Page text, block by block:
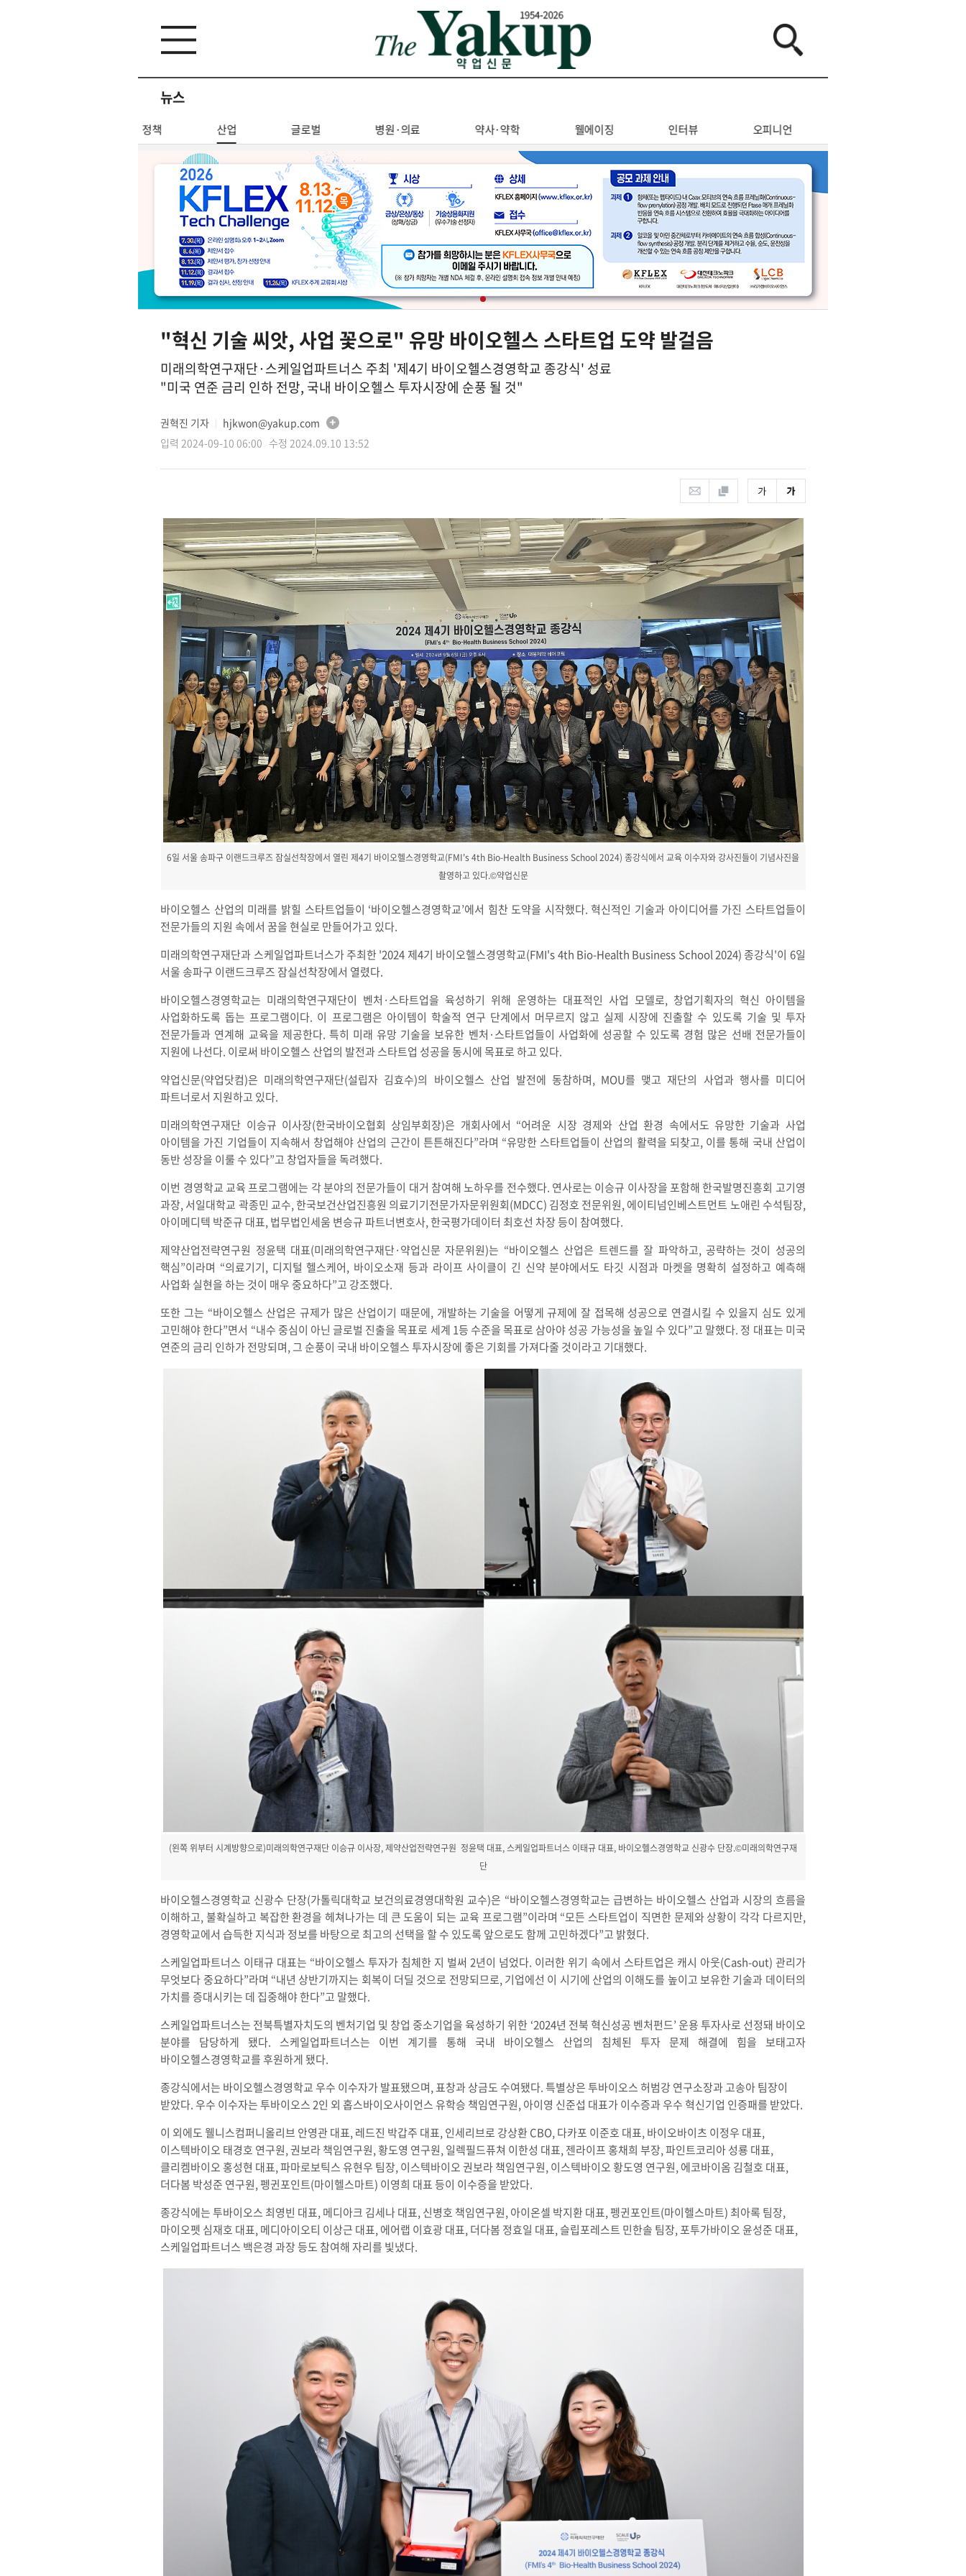
뉴스
정책 산업 글로벌 병원·의료 약사·약학 웰에이징 인터뷰 오피니언
"혁신 기술 씨앗, 사업 꽃으로" 유망 바이오헬스 스타트업 도약 발걸음
미래의학연구재단·스케일업파트너스 주최 '제4기 바이오헬스경영학교 종강식' 성료
"미국 연준 금리 인하 전망, 국내 바이오헬스 투자시장에 순풍 될 것"
권혁진 기자
hjkwon@yakup.com
입력 2024-09-10 06:00 수정 2024.09.10 13:52
6일 서울 송파구 이랜드크루즈 잠실선착장에서 열린 제4기 바이오헬스경영학교(FMI's 4th Bio-Health Business School 2024) 종강식에서 교육 이수자와 강사진들이 기념사진을
촬영하고 있다.©약업신문
바이오헬스 산업의 미래를 밝힐 스타트업들이 ‘바이오헬스경영학교’에서 힘찬 도약을 시작했다. 혁신적인 기술과 아이디어를 가진 스타트업들이
전문가들의 지원 속에서 꿈을 현실로 만들어가고 있다.
미래의학연구재단과 스케일업파트너스가 주최한 '2024 제4기 바이오헬스경영학교(FMI's 4th Bio-Health Business School 2024) 종강식'이 6일
서울 송파구 이랜드크루즈 잠실선착장에서 열렸다.
바이오헬스경영학교는 미래의학연구재단이 벤처·스타트업을 육성하기 위해 운영하는 대표적인 사업 모델로, 창업기획자의 혁신 아이템을
사업화하도록 돕는 프로그램이다. 이 프로그램은 아이템이 학술적 연구 단계에서 머무르지 않고 실제 시장에 진출할 수 있도록 기술 및 투자
전문가들과 연계해 교육을 제공한다. 특히 미래 유망 기술을 보유한 벤처·스타트업들이 사업화에 성공할 수 있도록 경험 많은 선배 전문가들이
지원에 나선다. 이로써 바이오헬스 산업의 발전과 스타트업 성공을 동시에 목표로 하고 있다.
약업신문(약업닷컴)은 미래의학연구재단(설립자 김효수)의 바이오헬스 산업 발전에 동참하며, MOU를 맺고 재단의 사업과 행사를 미디어
파트너로서 지원하고 있다.
미래의학연구재단 이승규 이사장(한국바이오협회 상임부회장)은 개회사에서 “어려운 시장 경제와 산업 환경 속에서도 유망한 기술과 사업
아이템을 가진 기업들이 지속해서 창업해야 산업의 근간이 튼튼해진다”라며 “유망한 스타트업들이 산업의 활력을 되찾고, 이를 통해 국내 산업이
동반 성장을 이룰 수 있다”고 창업자들을 독려했다.
이번 경영학교 교육 프로그램에는 각 분야의 전문가들이 대거 참여해 노하우를 전수했다. 연사로는 이승규 이사장을 포함해 한국발명진흥회 고기영
과장, 서일대학교 곽종민 교수, 한국보건산업진흥원 의료기기전문가자문위원회(MDCC) 김정호 전문위원, 에이티넘인베스트먼트 노애린 수석팀장,
아이메디텍 박준규 대표, 법무법인세움 변승규 파트너변호사, 한국평가데이터 최호선 차장 등이 참여했다.
제약산업전략연구원 정윤택 대표(미래의학연구재단·약업신문 자문위원)는 “바이오헬스 산업은 트렌드를 잘 파악하고, 공략하는 것이 성공의
핵심”이라며 “의료기기, 디지털 헬스케어, 바이오소재 등과 라이프 사이클이 긴 신약 분야에서도 타깃 시점과 마켓을 명확히 설정하고 예측해
사업화 실현을 하는 것이 매우 중요하다”고 강조했다.
또한 그는 “바이오헬스 산업은 규제가 많은 산업이기 때문에, 개발하는 기술을 어떻게 규제에 잘 접목해 성공으로 연결시킬 수 있을지 심도 있게
고민해야 한다”면서 “내수 중심이 아닌 글로벌 진출을 목표로 세계 1등 수준을 목표로 삼아야 성공 가능성을 높일 수 있다”고 말했다. 정 대표는 미국
연준의 금리 인하가 전망되며, 그 순풍이 국내 바이오헬스 투자시장에 좋은 기회를 가져다줄 것이라고 기대했다.
(왼쪽 위부터 시계방향으로)미래의학연구재단 이승규 이사장, 제약산업전략연구원 정윤택 대표, 스케일업파트너스 이태규 대표, 바이오헬스경영학교 신광수 단장.©미래의학연구재
단
바이오헬스경영학교 신광수 단장(가톨릭대학교 보건의료경영대학원 교수)은 “바이오헬스경영학교는 급변하는 바이오헬스 산업과 시장의 흐름을
이해하고, 불확실하고 복잡한 환경을 헤쳐나가는 데 큰 도움이 되는 교육 프로그램”이라며 “모든 스타트업이 직면한 문제와 상황이 각각 다르지만,
경영학교에서 습득한 지식과 정보를 바탕으로 최고의 선택을 할 수 있도록 앞으로도 함께 고민하겠다”고 밝혔다.
스케일업파트너스 이태규 대표는 “바이오헬스 투자가 침체한 지 벌써 2년이 넘었다. 이러한 위기 속에서 스타트업은 캐시 아웃(Cash-out) 관리가
무엇보다 중요하다”라며 “내년 상반기까지는 회복이 더딜 것으로 전망되므로, 기업에선 이 시기에 산업의 이해도를 높이고 보유한 기술과 데이터의
가치를 증대시키는 데 집중해야 한다”고 말했다.
스케일업파트너스는 전북특별자치도의 벤처기업 및 창업 중소기업을 육성하기 위한 ‘2024년 전북 혁신성공 벤처펀드’ 운용 투자사로 선정돼 바이오
분야를 담당하게 됐다. 스케일업파트너스는 이번 계기를 통해 국내 바이오헬스 산업의 침체된 투자 문제 해결에 힘을 보태고자
바이오헬스경영학교를 후원하게 됐다.
종강식에서는 바이오헬스경영학교 우수 이수자가 발표됐으며, 표창과 상금도 수여됐다. 특별상은 투바이오스 허범강 연구소장과 고송아 팀장이
받았다. 우수 이수자는 투바이오스 2인 외 홉스바이오사이언스 유학승 책임연구원, 아이영 신준섭 대표가 이수증과 우수 혁신기업 인증패를 받았다.
이 외에도 웰니스컴퍼니올리브 안영관 대표, 레드진 박갑주 대표, 인세리브로 강상환 CBO, 다카포 이준호 대표, 바이오바이츠 이정우 대표,
이스텍바이오 태경호 연구원, 권보라 책임연구원, 황도영 연구원, 일렉필드퓨쳐 이한성 대표, 젠라이프 홍채희 부장, 파인트코리아 성룡 대표,
클리켐바이오 홍성현 대표, 파마로보틱스 유현우 팀장, 이스텍바이오 권보라 책임연구원, 이스텍바이오 황도영 연구원, 에코바이옴 김철호 대표,
더다봄 박성준 연구원, 펭귄포인트(마이헬스마트) 이영희 대표 등이 이수증을 받았다.
종강식에는 투바이오스 최영빈 대표, 메디아크 김세나 대표, 신병호 책임연구원, 아이온셀 박지환 대표, 펭귄포인트(마이헬스마트) 최아록 팀장,
마이오펫 심재호 대표, 메디아이오티 이상근 대표, 에어랩 이효광 대표, 더다봄 정효일 대표, 슬립포레스트 민한솔 팀장, 포투가바이오 윤성준 대표,
스케일업파트너스 백은경 과장 등도 참여해 자리를 빛냈다.